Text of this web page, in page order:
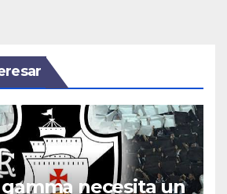
necesita un